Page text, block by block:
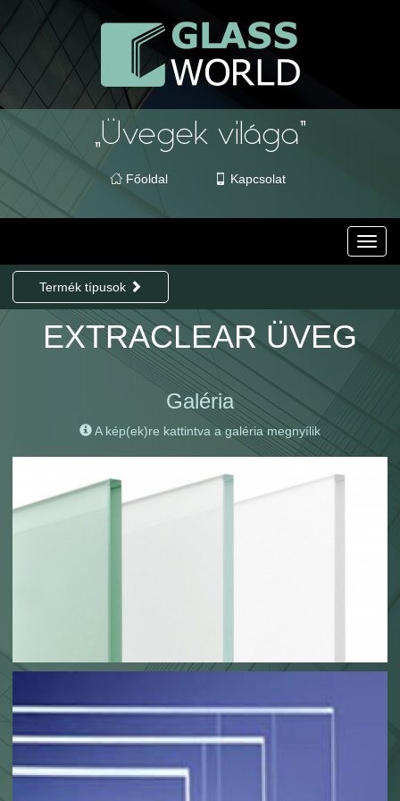
Főoldal Kapcsolat
Termék típusok
EXTRACLEAR ÜVEG
Galéria
A kép(ek)re kattintva a galéria megnyílik